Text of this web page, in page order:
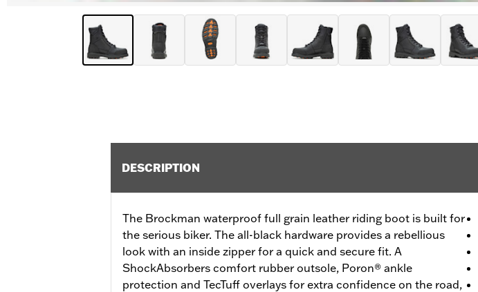
DESCRIPTION
The Brockman waterproof full grain leather riding boot is built for
the serious biker. The all-black hardware provides a rebellious
look with an inside zipper for a quick and secure fit. A
ShockAbsorbers comfort rubber outsole, Poron® ankle
protection and TecTuff overlays for extra confidence on the road,